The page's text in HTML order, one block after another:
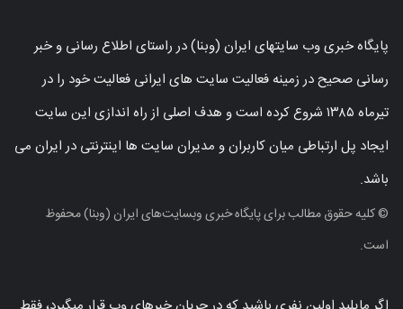
پایگاه خبری وب سایتهای ایران (وبنا) در راستای اطلاع رسانی و خبر
رسانی صحیح در زمینه فعالیت سایت های ایرانی فعالیت خود را در
تیرماه ۱۳۸۵ شروع کرده است و هدف اصلی از راه اندازی این سایت
ایجاد پل ارتباطی میان کاربران و مدیران سایت ها اینترنتی در ایران می
باشد.
© کلیه حقوق مطالب برای پایگاه خبری وبسایت‌های ایران (وبنا) محفوظ
است.